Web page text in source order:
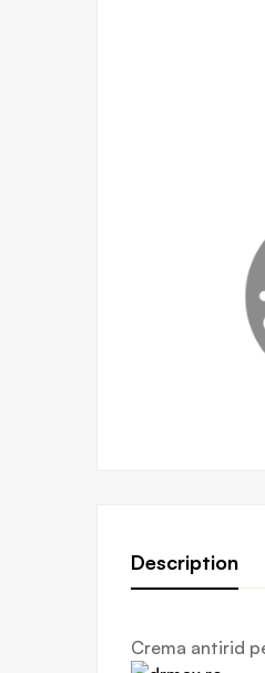
Description
Crema antirid